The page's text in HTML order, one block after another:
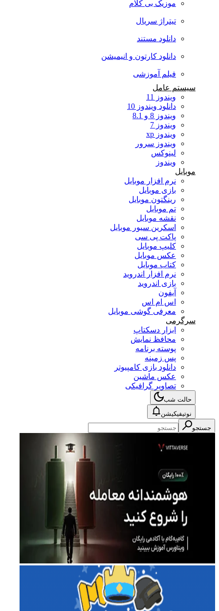
موزیک بی کلام
تیتراژ سریال
دانلود مستند
دانلود کارتون و انیمیشن
فیلم آموزشی
سیستم عامل
ویندوز 11
دانلود ویندوز 10
ویندوز 8 و 8.1
ویندوز 7
ویندوز xp
ویندوز سرور
لینوکس
ویندوز
موبایل
نرم افزار موبایل
بازی موبایل
رینگتون موبایل
تم موبایل
نقشه موبایل
اسکرین سیور موبایل
پاکت پی سی
کلیپ موبایل
عکس موبایل
کتاب موبایل
نرم افزار اندروید
بازی اندروید
آیفون
اس ام اس
معرفی گوشی موبایل
سرگرمی
ابزار دسکتاپ
محافظ نمایش
پوسته برنامه
پس زمینه
دانلود بازی کامپیوتر
عکس ماشین
تصاویر گرافیکی
حالت شب
نوتیفیکیشن
جستجو